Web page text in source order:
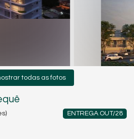
todas as fotos
ENTREGA OUT/28